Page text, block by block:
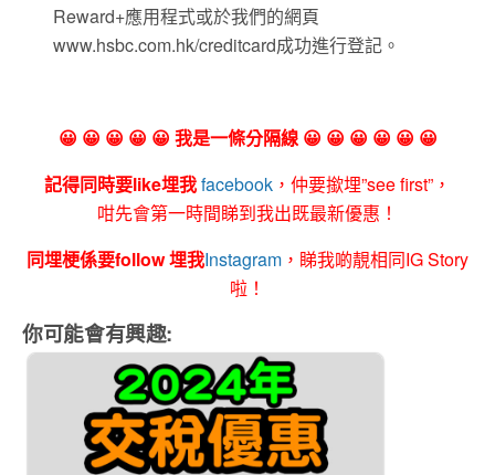
Reward+應用程式或於我們的網頁
www.hsbc.com.hk/creditcard成功進行登記。
😀 😀 😀 😀 😀 我是一條分隔線 😀 😀 😀 😀 😀 😀
記得同時要like埋我facebook ，仲要撳埋”see first”，
咁先會第一時間睇到我出既最新優惠！
同埋梗係要follow 埋我Instagram ，睇我啲靚相同IG Story
啦！
你可能會有興趣: